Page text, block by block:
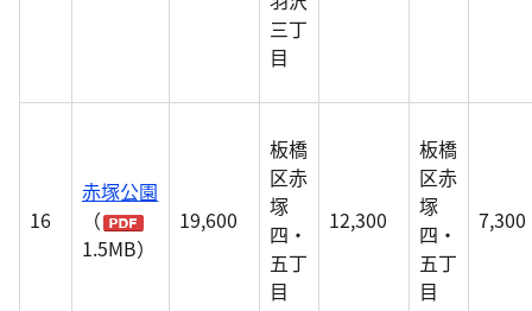
三丁
目
16
赤塚公園
（
1.5MB）
19,600
板橋
区赤
塚
四・
五丁
目
12,300
板橋
区赤
塚
四・
五丁
目
7,300